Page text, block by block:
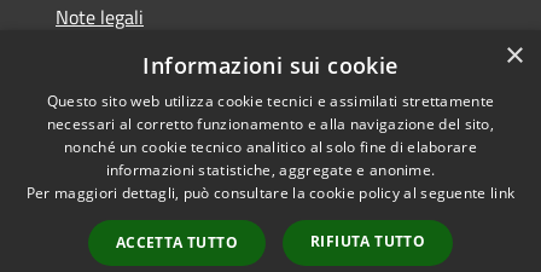
Note legali
Dichiarazione di accessibilità
Accessibilità
Copyright © 2026 • Comune di
Amelia • Powered by
Municipium•
Accesso
redazione
×
Informazioni sui cookie
Questo sito web utilizza cookie tecnici e assimilati strettamente
necessari al corretto funzionamento e alla navigazione del sito,
nonché un cookie tecnico analitico al solo fine di elaborare
informazioni statistiche, aggregate e anonime.
Per maggiori dettagli, può consultare la cookie policy al seguente link
ACCETTA TUTTO RIFIUTA TUTTO